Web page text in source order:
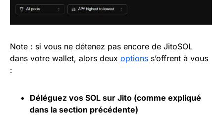
Note : si vous ne détenez pas encore de JitoSOL
dans votre wallet, alors deux options s’offrent à vous
:
Déléguez vos SOL sur Jito (comme expliqué
dans la section précédente)